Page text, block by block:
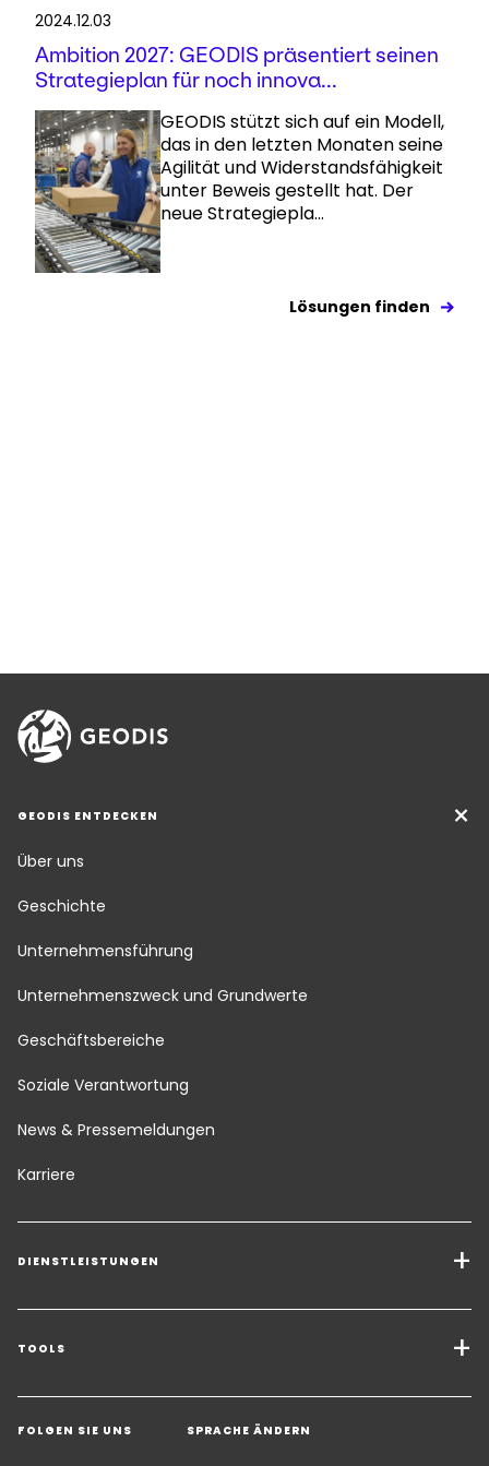
2024.12.03
Ambition 2027: GEODIS präsentiert seinen
Strategieplan für noch innova...
GEODIS stützt sich auf ein Modell,
das in den letzten Monaten seine
Agilität und Widerstandsfähigkeit
unter Beweis gestellt hat. Der
neue Strategiepla...
Lösungen finden
GEODIS ENTDECKEN
Über uns
Geschichte
Unternehmensführung
Unternehmenszweck und Grundwerte
Geschäftsbereiche
Soziale Verantwortung
News & Pressemeldungen
Karriere
DIENSTLEISTUNGEN
Transport Services
Transportlösungen und Zusatzleistungen
Lagerhaltung und Mehrwert-Logistik​
Vertical Markets
TOOLS
Angebot einholen
Kontakt zu einem Experten
FOLGEN SIE UNS SPRACHE ÄNDERN